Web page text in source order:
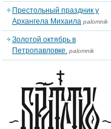
Престольный праздник у
Архангела Михаила palomnik
Золотой октябрь в
Петропавловке. palomnik